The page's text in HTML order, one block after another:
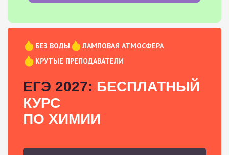
БЕЗ ВОДЫ
ЛАМПОВАЯ АТМОСФЕРА
КРУТЫЕ ПРЕПОДАВАТЕЛИ
ЕГЭ 2027: БЕСПЛАТНЫЙ
КУРС
ПО ХИМИИ